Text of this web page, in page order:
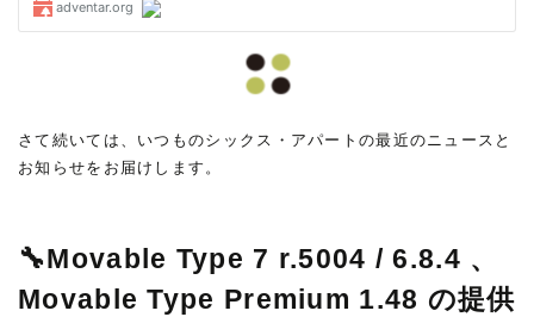
さて続いては、いつものシックス・アパートの最近のニュースと
お知らせをお届けします。
🔧Movable Type 7 r.5004 / 6.8.4 、
Movable Type Premium 1.48 の提供